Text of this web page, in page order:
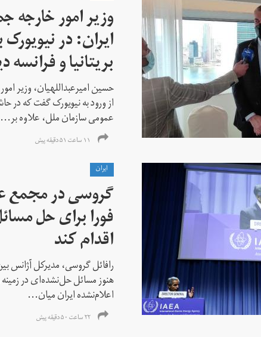
وزیر امور خارجه
ایران: در
بریتانیا و
حسین امیرعبداللهیان، وزیر
از ورود به نیویورک گفت که
عمومی سازمان ملل، علاوه بر...
۱۱ ساعت ۵۱ دقیقه پیش
ايران
گروسی در مجمع
فورا برای حل
اقدام کند
رافائل گروسی، مدیرکل آژانس
هنوز مسائل حل‌نشده‌ای در
اعلام‌نشده ایران میان...
۲۲ ساعت ۵۰ دقیقه پیش